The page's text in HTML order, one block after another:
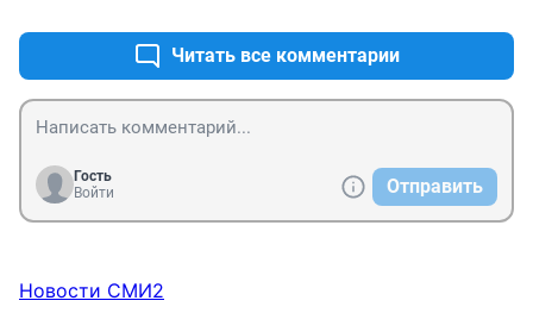
Читать все комментарии
Гость
Войти
Отправить
Новости СМИ2